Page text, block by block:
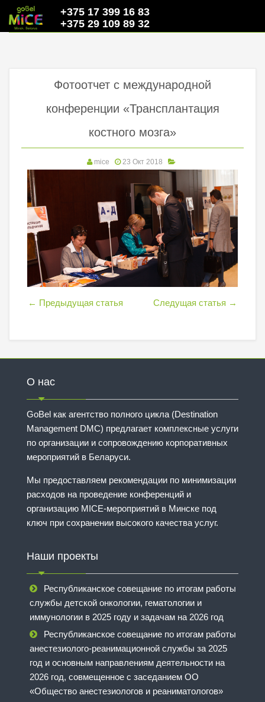
+375 17 399 16 83
+375 29 109 89 32
Фотоотчет с международной
конференции «Трансплантация
костного мозга»
mice 23 Окт 2018
← Предыдущая статья Следущая статья →
О нас
GoBel как агентство полного цикла (Destination
Management DMC) предлагает комплексные услуги
по организации и сопровождению корпоративных
мероприятий в Беларуси.
Мы предоставляем рекомендации по минимизации
расходов на проведение конференций и
организацию MICE-мероприятий в Минске под
ключ при сохранении высокого качества услуг.
Наши проекты
Республиканское совещание по итогам работы
службы детской онкологии, гематологии и
иммунологии в 2025 году и задачам на 2026 год
Республиканское совещание по итогам работы
анестезиолого-реанимационной службы за 2025
год и основным направлениям деятельности на
2026 год, совмещенное с заседанием ОО
«Общество анестезиологов и реаниматологов»